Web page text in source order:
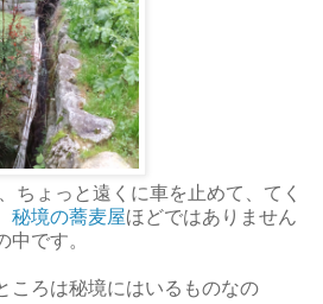
ちょっと遠くに車を止めて、てく
秘境の蕎麦屋ほどではありません
中です。
ころは秘境にはいるものなの